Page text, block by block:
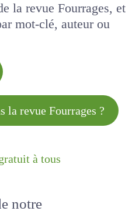
la revue Fourrages, et
mot-clé, auteur ou
la revue
gratuit à